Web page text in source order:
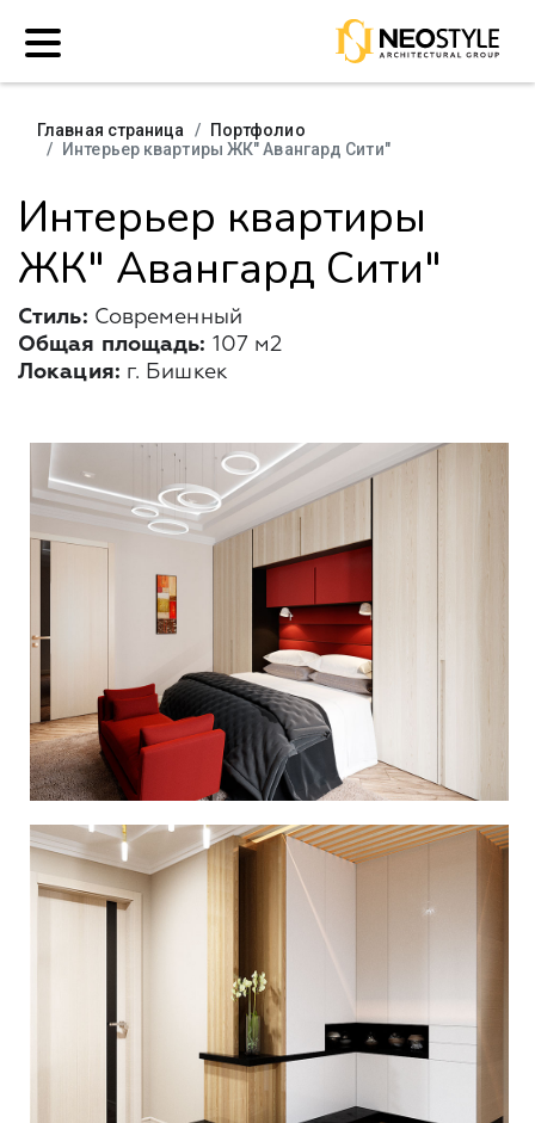
Главная страница
Портфолио
Интерьер квартиры ЖК" Авангард Сити"
Интерьер квартиры
ЖК" Авангард Сити"
Стиль: Современный
Общая площадь: 107 м2
Локация: г. Бишкек